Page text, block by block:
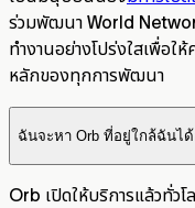
ร่วมพัฒนา World
ทำงานอย่างโปร่งใสเพื่อใ
หลักของทุกการพัฒนา
ฉันจะหา Orb ที่อยู่ใกล้ฉันได้
Orb เปิดให้บริการแล้วทั่วโ